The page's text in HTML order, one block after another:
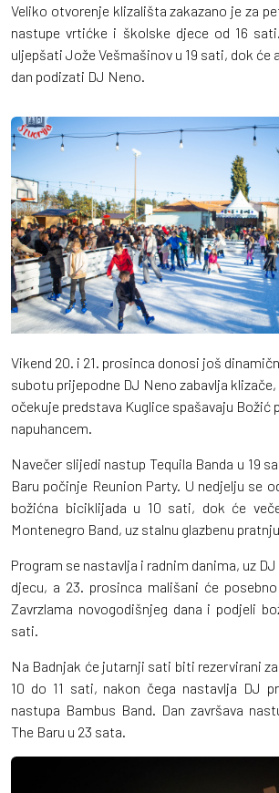
Veliko otvorenje klizališta zakazano je za
nastupe vrtićke i školske djece od 16
uljepšati Jože Vešmašinov u 19 sati, dok
dan podizati DJ Neno.
Vikend 20. i 21. prosinca donosi još
subotu prijepodne DJ Neno zabavlja klizače,
očekuje predstava Kuglice spašavaju Božić
napuhancem.
Navečer slijedi nastup Tequila Banda u 19
Baru počinje Reunion Party. U nedjelju se
božićna biciklijada u 10 sati, dok će
Montenegro Band, uz stalnu glazbenu
Program se nastavlja i radnim danima, uz
djecu, a 23. prosinca mališani će
Zavrzlama novogodišnjeg dana i podjeli
sati.
Na Badnjak će jutarnji sati biti rezervirani
10 do 11 sati, nakon čega nastavlja DJ
nastupa Bambus Band. Dan završava
The Baru u 23 sata.